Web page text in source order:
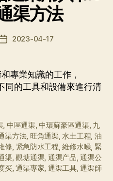
渠方法
发
期
2023-04-17
專業知識的工作，
同的工具和設備來進行清
, 中區通渠,中環蘇豪區通渠, 九
渠方法, 旺角通渠,水土工程, 油
修, 紧急防水工程,維修水喉, 緊
渠,觀塘通渠, 通渠产品,通渠公
买,通渠專家, 通渠工具,通渠師